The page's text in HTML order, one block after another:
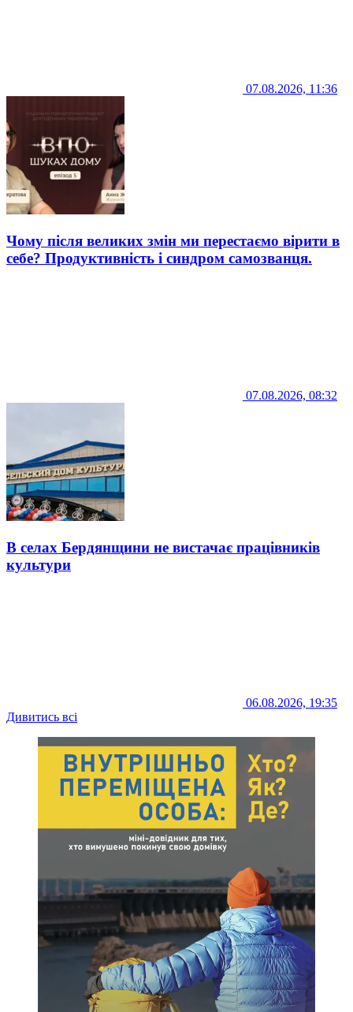
07.08.2026, 11:36
Чому після великих змін ми перестаємо вірити в
себе? Продуктивність і синдром самозванця.
07.08.2026, 08:32
В селах Бердянщини не вистачає працівників
культури
06.08.2026, 19:35
Дивитись всі